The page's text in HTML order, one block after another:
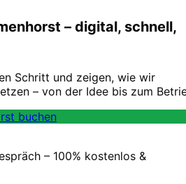
– digital, schnell,
Schritt und zeigen, wie wir
– von der Idee bis zum
buchen
– 100% kostenlos &